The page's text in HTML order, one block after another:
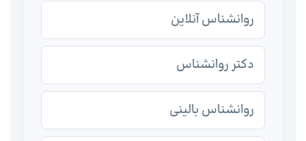
روانشناس آنلاین
دکتر روانشناس
روانشناس بالینی